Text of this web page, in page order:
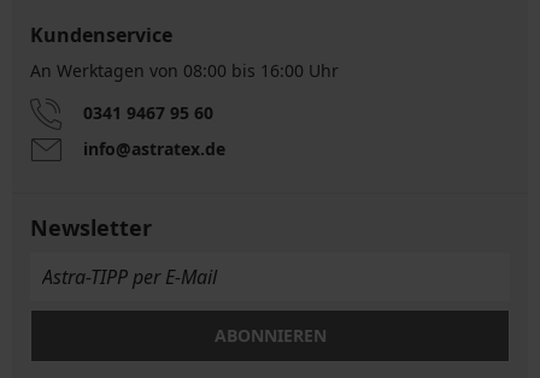
Kundenservice
An Werktagen von 08:00 bis 16:00 Uhr
0341 9467 95 60
info@astratex.de
Newsletter
ABONNIEREN